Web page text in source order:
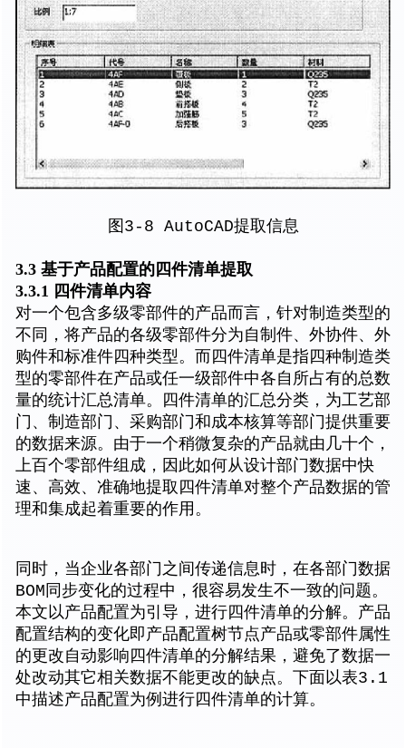
图3-8 AutoCAD提取信息
3.3 基于产品配置的四件清单提取
3.3.1 四件清单内容
对一个包含多级零部件的产品而言，针对制造类型的
不同，将产品的各级零部件分为自制件、外协件、外
购件和标准件四种类型。而四件清单是指四种制造类
型的零部件在产品或任一级部件中各自所占有的总数
量的统计汇总清单。四件清单的汇总分类，为工艺部
门、制造部门、采购部门和成本核算等部门提供重要
的数据来源。由于一个稍微复杂的产品就由几十个，
上百个零部件组成，因此如何从设计部门数据中快
速、高效、准确地提取四件清单对整个产品数据的管
理和集成起着重要的作用。
同时，当企业各部门之间传递信息时，在各部门数据
BOM同步变化的过程中，很容易发生不一致的问题。
本文以产品配置为引导，进行四件清单的分解。产品
配置结构的变化即产品配置树节点产品或零部件属性
的更改自动影响四件清单的分解结果，避免了数据一
处改动其它相关数据不能更改的缺点。下面以表3.1
中描述产品配置为例进行四件清单的计算。